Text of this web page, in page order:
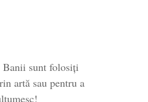
Banii sunt folosiți
artă sau pentru a